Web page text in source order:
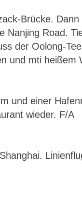
Brücke.
Nanjing Road.
der Oolong-
und mti heißem
und einer
wieder. F/A